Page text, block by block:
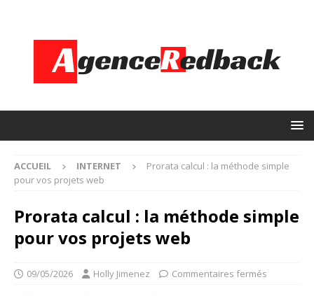
ACCUEIL INTERNET
Prorata calcul : la méthode simple
pour vos projets web
Prorata calcul : la méthode simple
pour vos projets web
09/05/2026 Holly Jimenez Commentaires fermés